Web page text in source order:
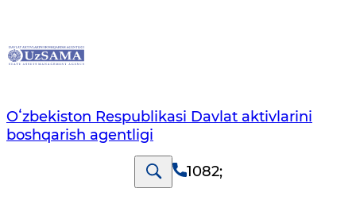
Oʻzbekiston Respublikasi Davlat aktivlarini
boshqarish agentligi
1082;